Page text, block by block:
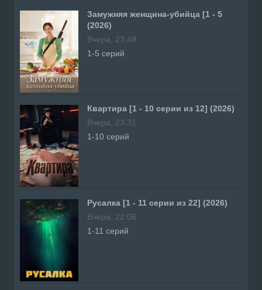
Замужняя женщина-убийца [1 - 5
(2026)
Вчера, 23:49
1-5 серий
Квартира [1 - 10 серии из 12] (2026)
Вчера, 23:31
1-10 серий
Русалка [1 - 11 серии из 22] (2026)
Вчера, 22:06
1-11 серий